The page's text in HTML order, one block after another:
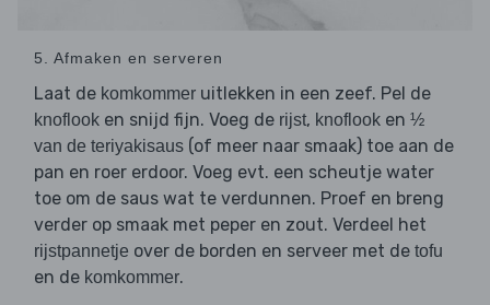
5. Afmaken en serveren
Laat de komkommer uitlekken in een zeef. Pel de
knoflook en snijd fijn. Voeg de rijst, knoflook en ½
van de teriyakisaus (of meer naar smaak) toe aan de
pan en roer erdoor. Voeg evt. een scheutje water
toe om de saus wat te verdunnen. Proef en breng
verder op smaak met peper en zout. Verdeel het
rijstpannetje over de borden en serveer met de tofu
en de komkommer.